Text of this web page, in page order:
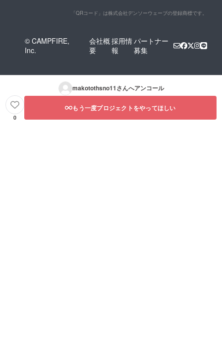
「QRコード」は株式会社デンソーウェーブの登録商標です。
© CAMPFIRE,
Inc.
会社概
要
採用情
報
パートナー
募集
makotothsno11さんへアンコール
0
もう一度プロジェクトをやってほしい